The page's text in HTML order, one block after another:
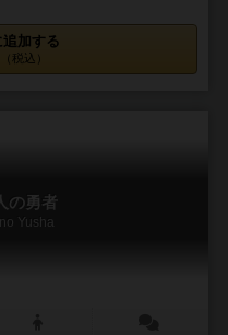
追加する
税込）
の勇者
Yusha